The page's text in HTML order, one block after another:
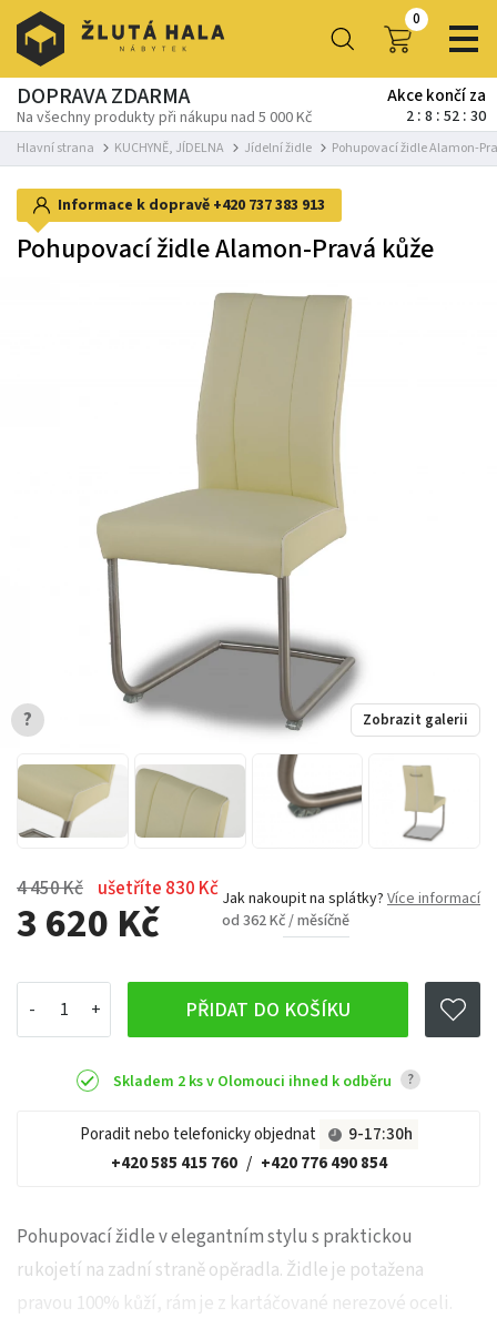
0
DOPRAVA ZDARMA
Na všechny produkty při nákupu nad 5 000 Kč
Akce končí za
2 8 52 29
Hlavní strana KUCHYNĚ, JÍDELNA Jídelní židle Pohupovací židle Alamon-
4 450 Kč ušetříte 830 Kč
3 620 Kč Jak nakoupit na splátky? Více informací
od 362 Kč / měsíčně
PŘIDAT DO KOŠÍKU
Skladem 2 ks v Olomouci ihned k odběru ?
Poradit nebo telefonicky objednat
9-17:30h
+420 585 415 760 / +420 776 490 854
Informace k dopravě +420 737 383 913
Pohupovací židle Alamon-Pravá kůže
Zobrazit galerii
?
Pohupovací židle v elegantním stylu s praktickou
rukojetí na zadní straně opěradla. Židle je potažena
pravou 100% kůží, rám je z kartáčované nerezové oceli.